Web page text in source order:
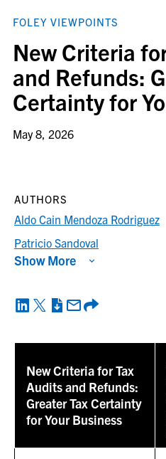
FOLEY VIEWPOINTS
New Criteria
and Refunds:
Certainty for
May 8, 2026
New Criteria for Tax
Audits and Refunds:
Greater Tax Certainty
for Your Business
AUTHORS
Aldo Cain Mendoza Rodriguez
Patricio Sandoval
Show More